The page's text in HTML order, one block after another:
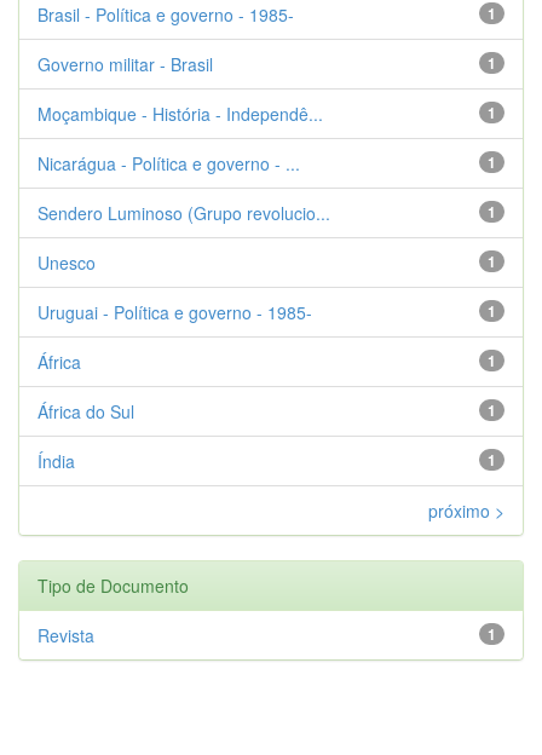
1
Brasil - Política e governo - 1985-
1
Governo militar - Brasil
1
Moçambique - História - Independê...
1
Nicarágua - Política e governo - ...
1
Sendero Luminoso (Grupo revolucio...
1
Unesco
1
Uruguai - Política e governo - 1985-
1
África
1
África do Sul
1
Índia
próximo >
Tipo de Documento
1
Revista